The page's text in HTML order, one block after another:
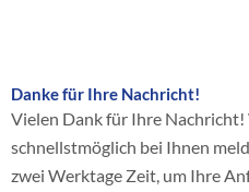
Danke für Ihre Nachricht!
Vielen Dank für Ihre
schnellstmöglich bei Ihnen
zwei Werktage Zeit, um Ihre